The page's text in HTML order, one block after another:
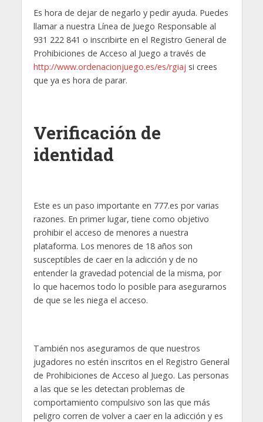
Es hora de dejar de negarlo y pedir ayuda. Puedes
llamar a nuestra Línea de Juego Responsable al
931 222 841 o inscribirte en el Registro General de
Prohibiciones de Acceso al Juego a través de
http://www.ordenacionjuego.es/es/rgiaj si crees
que ya es hora de parar.
Verificación de
identidad
Este es un paso importante en 777.es por varias
razones. En primer lugar, tiene como objetivo
prohibir el acceso de menores a nuestra
plataforma. Los menores de 18 años son
susceptibles de caer en la adicción y de no
entender la gravedad potencial de la misma, por
lo que hacemos todo lo posible para asegurarnos
de que se les niega el acceso.
También nos aseguramos de que nuestros
jugadores no estén inscritos en el Registro General
de Prohibiciones de Acceso al Juego. Las personas
a las que se les detectan problemas de
comportamiento compulsivo son las que más
peligro corren de volver a caer en la adicción y es